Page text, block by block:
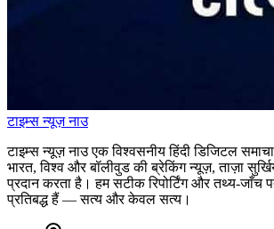
टाइम्सन्यूज़नाउ
टाइम्स न्यूज़ नाउ एक विश्वसनीय हिंदी डिजिटल
भारत, विश्व और बॉलीवुड की ब्रेकिंग न्यूज़, ताज़ा
प्रदान करता है। हम सटीक रिपोर्टिंग और तथ्य-जाँच
प्रतिबद्ध हैं — सत्य और केवल सत्य।